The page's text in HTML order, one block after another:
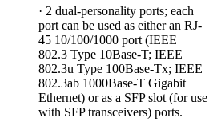
· 2 dual-personality ports; each
port can be used as either an RJ-
45 10/100/1000 port (IEEE
802.3 Type 10Base-T; IEEE
802.3u Type 100Base-Tx; IEEE
802.3ab 1000Base-T Gigabit
Ethernet) or as a SFP slot (for use
with SFP transceivers) ports.